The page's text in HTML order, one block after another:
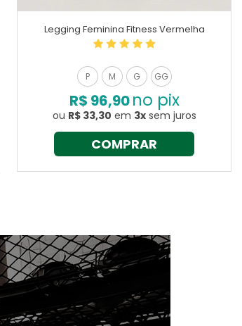
Legging Feminina Fitness Vermelha
P M G GG
R$ 96,90no pix
ou R$ 33,30 em 3xsem juros
COMPRAR